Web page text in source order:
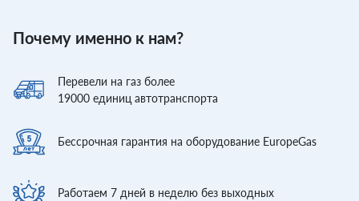
Почему именно к нам?
Перевели на газ более
19000 единиц автотранспорта
Бессрочная гарантия на оборудование EuropeGas
Работаем 7 дней в неделю без выходных